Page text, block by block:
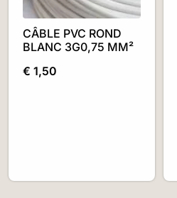
CÂBLE PVC ROND
BLANC 3G0,75 MM²
€ 1,50